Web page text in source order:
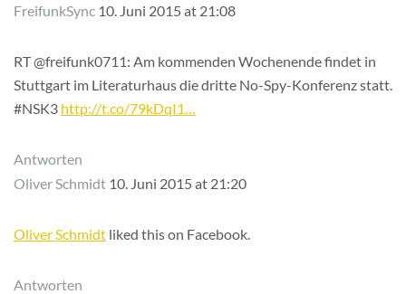
FreifunkSync 10. Juni 2015 at 21:08
RT @freifunk0711: Am kommenden Wochenende findet in
Stuttgart im Literaturhaus die dritte No-Spy-Konferenz statt.
#NSK3 http://t.co/79kDqI1…
Antworten
Oliver Schmidt 10. Juni 2015 at 21:20
Oliver Schmidt liked this on Facebook.
Antworten